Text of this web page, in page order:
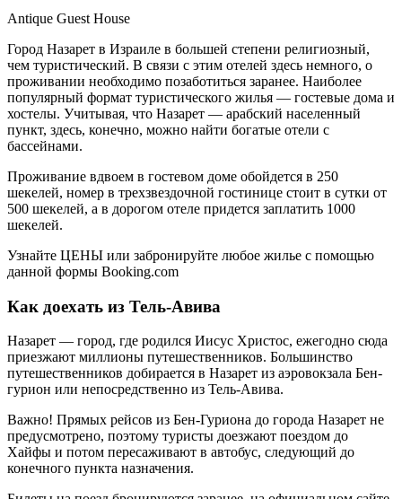
Antique Guest House
Город Назарет в Израиле в большей степени религиозный,
чем туристический. В связи с этим отелей здесь немного, о
проживании необходимо позаботиться заранее. Наиболее
популярный формат туристического жилья — гостевые дома и
хостелы. Учитывая, что Назарет — арабский населенный
пункт, здесь, конечно, можно найти богатые отели с
бассейнами.
Проживание вдвоем в гостевом доме обойдется в 250
шекелей, номер в трехзвездочной гостинице стоит в сутки от
500 шекелей, а в дорогом отеле придется заплатить 1000
шекелей.
Узнайте ЦЕНЫ или забронируйте любое жилье с помощью
данной формы Booking.com
Как доехать из Тель-Авива
Назарет — город, где родился Иисус Христос, ежегодно сюда
приезжают миллионы путешественников. Большинство
путешественников добирается в Назарет из аэровокзала Бен-
гурион или непосредственно из Тель-Авива.
Важно! Прямых рейсов из Бен-Гуриона до города Назарет не
предусмотрено, поэтому туристы доезжают поездом до
Хайфы и потом пересаживают в автобус, следующий до
конечного пункта назначения.